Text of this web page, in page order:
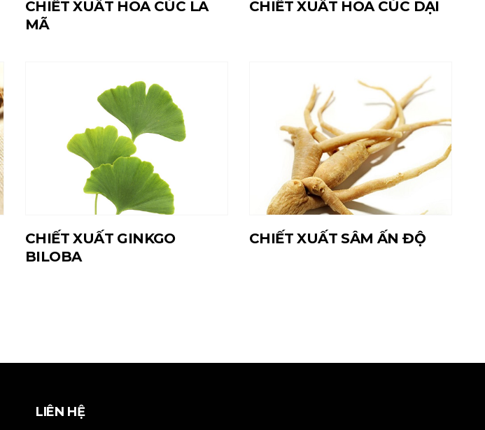
CHIẾT XUẤT HOA CÚC LA
MÃ
CHIẾT XUẤT HOA CÚC DẠI
CHIẾT XUẤT GINKGO
BILOBA
CHIẾT XUẤT SÂM ẤN ĐỘ
LIÊN HỆ